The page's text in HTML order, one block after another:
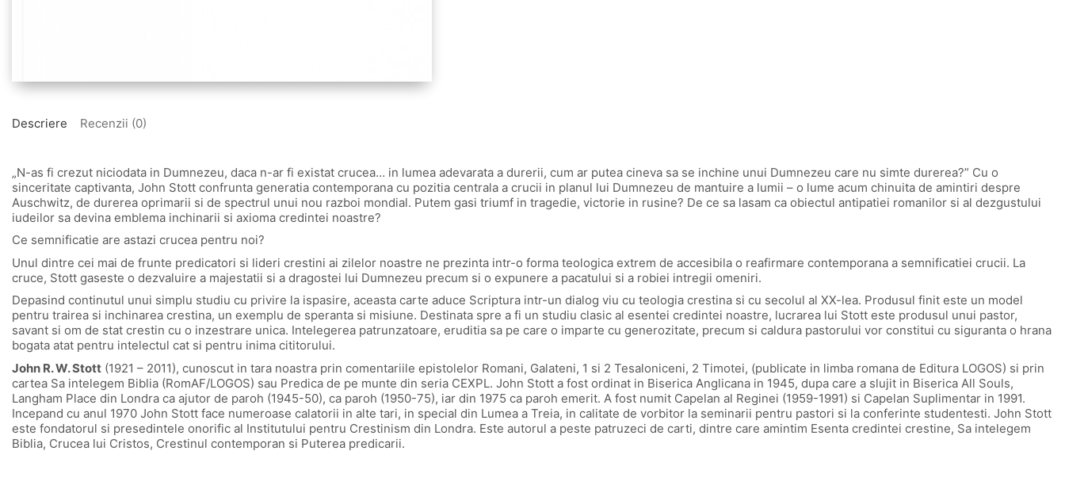
Descriere Recenzii (0)
„N-as fi crezut niciodata in Dumnezeu, daca n-ar fi existat crucea… in lumea adevarata a durerii, cum ar putea cineva sa se inchine unui Dumnezeu care nu simte durerea?” Cu o
sinceritate captivanta, John Stott confrunta generatia contemporana cu pozitia centrala a crucii in planul lui Dumnezeu de mantuire a lumii – o lume acum chinuita de amintiri despre
Auschwitz, de durerea oprimarii si de spectrul unui nou razboi mondial. Putem gasi triumf in tragedie, victorie in rusine? De ce sa lasam ca obiectul antipatiei romanilor si al dezgustului
iudeilor sa devina emblema inchinarii si axioma credintei noastre?
Ce semnificatie are astazi crucea pentru noi?
Unul dintre cei mai de frunte predicatori si lideri crestini ai zilelor noastre ne prezinta intr-o forma teologica extrem de accesibila o reafirmare contemporana a semnificatiei crucii. La
cruce, Stott gaseste o dezvaluire a majestatii si a dragostei lui Dumnezeu precum si o expunere a pacatului si a robiei intregii omeniri.
Depasind continutul unui simplu studiu cu privire la ispasire, aceasta carte aduce Scriptura intr-un dialog viu cu teologia crestina si cu secolul al XX-lea. Produsul finit este un model
pentru trairea si inchinarea crestina, un exemplu de speranta si misiune. Destinata spre a fi un studiu clasic al esentei credintei noastre, lucrarea lui Stott este produsul unui pastor,
savant si om de stat crestin cu o inzestrare unica. Intelegerea patrunzatoare, eruditia sa pe care o imparte cu generozitate, precum si caldura pastorului vor constitui cu siguranta o hrana
bogata atat pentru intelectul cat si pentru inima cititorului.
John R. W. Stott (1921 – 2011), cunoscut in tara noastra prin comentariile epistolelor Romani, Galateni, 1 si 2 Tesaloniceni, 2 Timotei, (publicate in limba romana de Editura LOGOS) si prin
cartea Sa intelegem Biblia (RomAF/LOGOS) sau Predica de pe munte din seria CEXPL. John Stott a fost ordinat in Biserica Anglicana in 1945, dupa care a slujit in Biserica All Souls,
Langham Place din Londra ca ajutor de paroh (1945-50), ca paroh (1950-75), iar din 1975 ca paroh emerit. A fost numit Capelan al Reginei (1959-1991) si Capelan Suplimentar in 1991.
Incepand cu anul 1970 John Stott face numeroase calatorii in alte tari, in special din Lumea a Treia, in calitate de vorbitor la seminarii pentru pastori si la conferinte studentesti. John Stott
este fondatorul si presedintele onorific al Institutului pentru Crestinism din Londra. Este autorul a peste patruzeci de carti, dintre care amintim Esenta credintei crestine, Sa intelegem
Biblia, Crucea lui Cristos, Crestinul contemporan si Puterea predicarii.